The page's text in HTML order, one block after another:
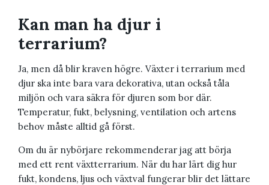
Kan man ha djur i
terrarium?
Ja, men då blir kraven högre. Växter i terrarium med
djur ska inte bara vara dekorativa, utan också tåla
miljön och vara säkra för djuren som bor där.
Temperatur, fukt, belysning, ventilation och artens
behov måste alltid gå först.
Om du är nybörjare rekommenderar jag att börja
med ett rent växtterrarium. När du har lärt dig hur
fukt, kondens, ljus och växtval fungerar blir det lättare